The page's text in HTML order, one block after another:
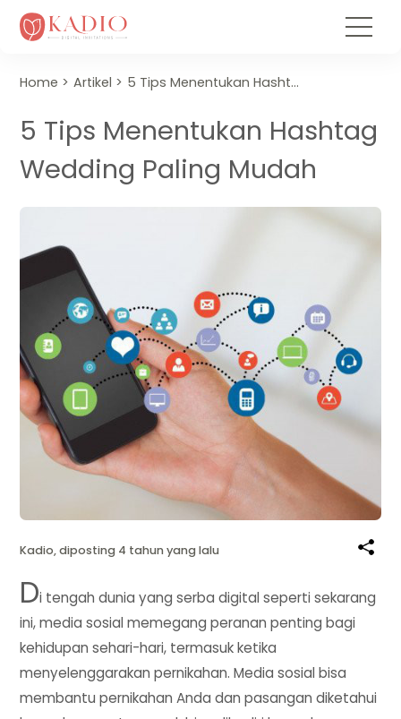
Home Artikel 5 Tips Menentukan Hashtag Wedding Paling Mudah
5 Tips Menentukan Hashtag
Wedding Paling Mudah
Kadio, diposting 4 tahun yang lalu
Di tengah dunia yang serba digital seperti sekarang
ini, media sosial memegang peranan penting bagi
kehidupan sehari-hari, termasuk ketika
menyelenggarakan pernikahan. Media sosial bisa
membantu pernikahan Anda dan pasangan diketahui